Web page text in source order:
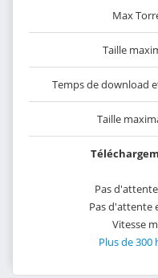
Max
Taille
Temps de download
Taille
Pas
Pas d'attente
Vitesse
Plus de